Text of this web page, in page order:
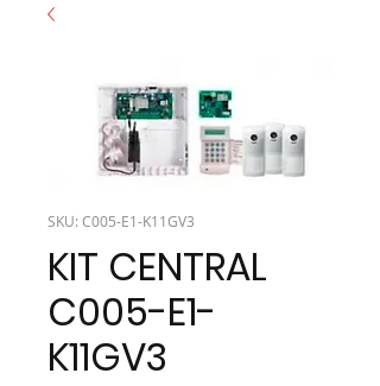
SKU: C005-E1-K11GV3
KIT CENTRAL
C005-E1-
K11GV3